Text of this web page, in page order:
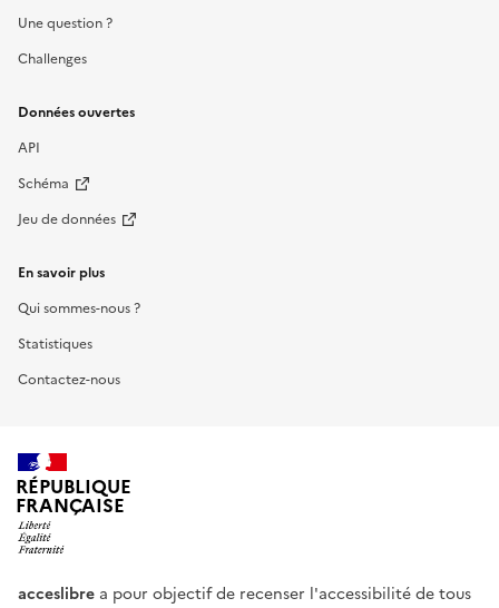
Une question ?
Challenges
Données ouvertes
API
Schéma
Jeu de données
En savoir plus
Qui sommes-nous ?
Statistiques
Contactez-nous
RÉPUBLIQUE
FRANÇAISE
acceslibre a pour objectif de recenser l'accessibilité de tous